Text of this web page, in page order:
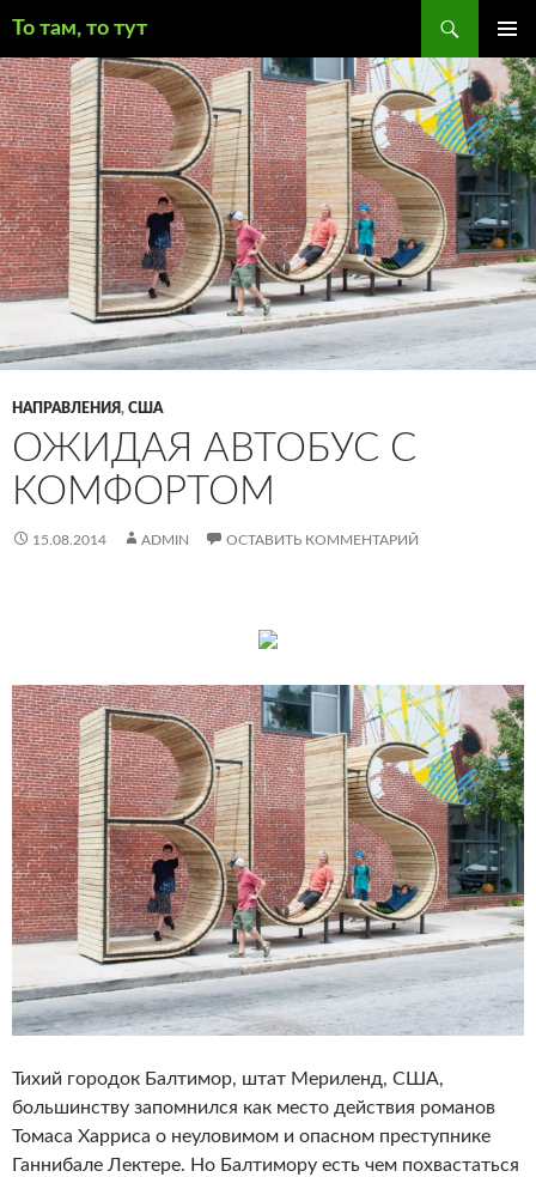
То там, то тут
МЕНЮ
К
СОДЕРЖИМОМУ
НАПРАВЛЕНИЯ, США
ОЖИДАЯ АВТОБУС С
КОМФОРТОМ
15.08.2014 ADMIN ОСТАВИТЬ КОММЕНТАРИЙ
Тихий городок Балтимор, штат Мериленд, США,
большинству запомнился как место действия романов
Томаса Харриса о неуловимом и опасном преступнике
Ганнибале Лектере. Но Балтимору есть чем похвастаться